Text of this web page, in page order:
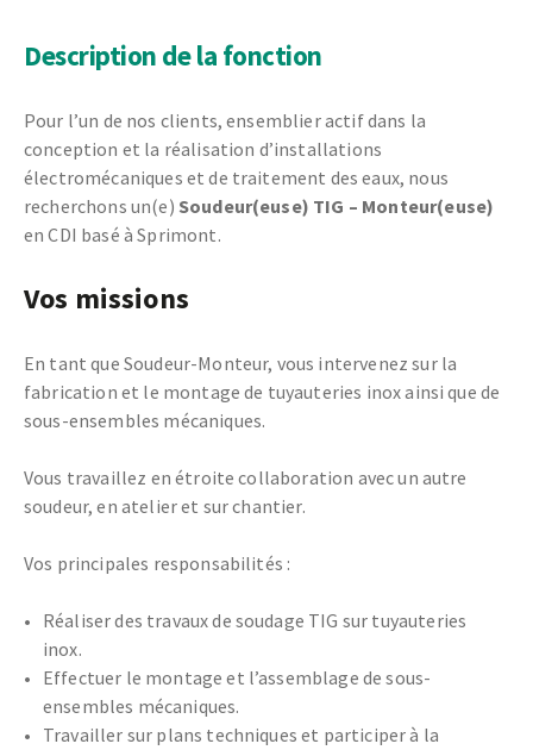
Description de la fonction
Pour l’un de nos clients, ensemblier actif dans la
conception et la réalisation d’installations
électromécaniques et de traitement des eaux, nous
recherchons un(e) Soudeur(euse) TIG – Monteur(euse)
en CDI basé à Sprimont.
Vos missions
En tant que Soudeur-Monteur, vous intervenez sur la
fabrication et le montage de tuyauteries inox ainsi que de
sous-ensembles mécaniques.
Vous travaillez en étroite collaboration avec un autre
soudeur, en atelier et sur chantier.
Vos principales responsabilités :
Réaliser des travaux de soudage TIG sur tuyauteries
inox.
Effectuer le montage et l’assemblage de sous-
ensembles mécaniques.
Travailler sur plans techniques et participer à la